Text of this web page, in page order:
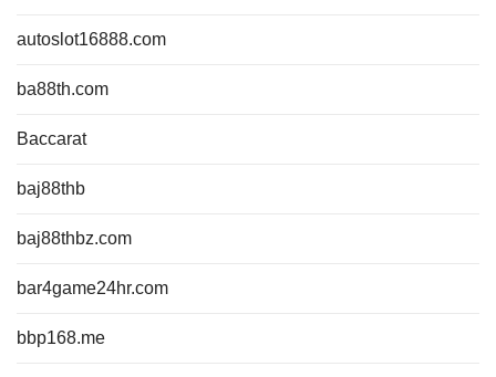
autoslot16888.com
ba88th.com
Baccarat
baj88thb
baj88thbz.com
bar4game24hr.com
bbp168.me